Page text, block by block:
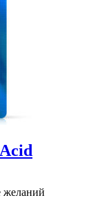
желаний